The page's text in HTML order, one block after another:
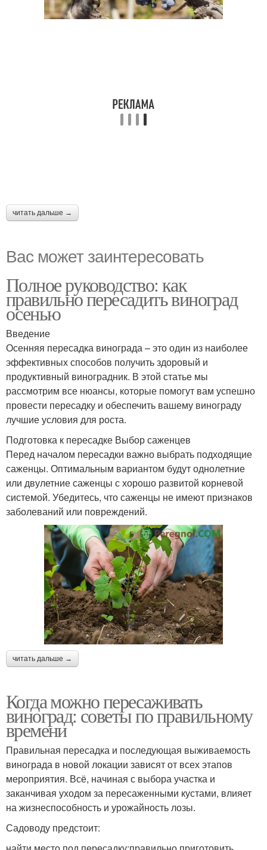
читать дальше →
Вас может заинтересовать
Полное руководство: как
правильно пересадить виноград
осенью
Введение
Осенняя пересадка винограда – это один из наиболее
эффективных способов получить здоровый и
продуктивный виноградник. В этой статье мы
рассмотрим все нюансы, которые помогут вам успешно
провести пересадку и обеспечить вашему винограду
лучшие условия для роста.
Подготовка к пересадке Выбор саженцев
Перед началом пересадки важно выбрать подходящие
саженцы. Оптимальным вариантом будут однолетние
или двулетние саженцы с хорошо развитой корневой
системой. Убедитесь, что саженцы не имеют признаков
заболеваний или повреждений.
читать дальше →
Когда можно пересаживать
виноград: советы по правильному
времени
Правильная пересадка и последующая выживаемость
винограда в новой локации зависят от всех этапов
мероприятия. Всё, начиная с выбора участка и
заканчивая уходом за пересаженными кустами, влияет
на жизнеспособность и урожайность лозы.
Садоводу предстоит: